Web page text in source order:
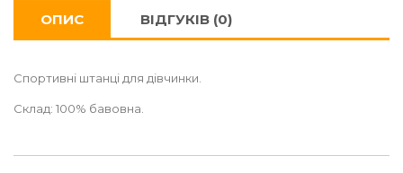
ОПИС ВІДГУКІВ (0)
Спортивні штанці для дівчинки.
Склад: 100% бавовна.